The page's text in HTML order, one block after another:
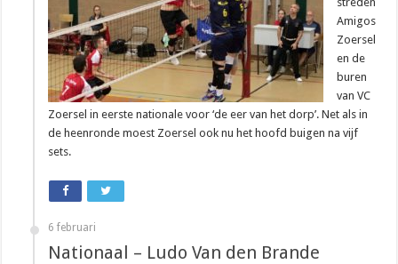
Amigos
Zoersel
en de
buren
van VC
Zoersel in eerste nationale voor ‘de eer van het dorp’. Net als in
de heenronde moest Zoersel ook nu het hoofd buigen na vijf
sets.
6 februari
Nationaal – Ludo Van den Brande